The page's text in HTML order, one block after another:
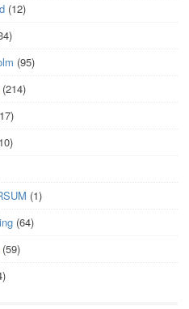
(12)
(95)
(214)
(1)
(64)
(59)